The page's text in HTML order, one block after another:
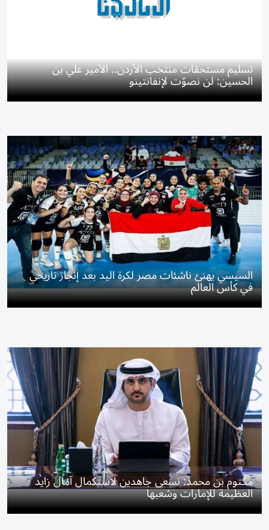
تسليم مستحقات منتخب الأردن.. الأمير علي بن
الحسين: لن نصوّت لإنفانتينو
السيسي يهنئ ناشئات مصر لكرة اليد بعد إنجاز تاريخي
في كأس العالم
مكتوم بن محمد: نسعى جاهدين لاستكمال آمال زايد
العظيمة للإمارات وشعبها